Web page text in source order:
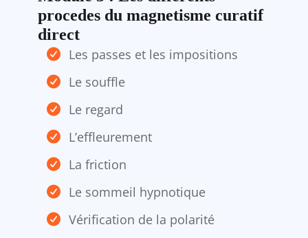
procedes du magnetisme curatif
direct
Les passes et les impositions
Le souffle
Le regard
L’effleurement
La friction
Le sommeil hypnotique
Vérification de la polarité